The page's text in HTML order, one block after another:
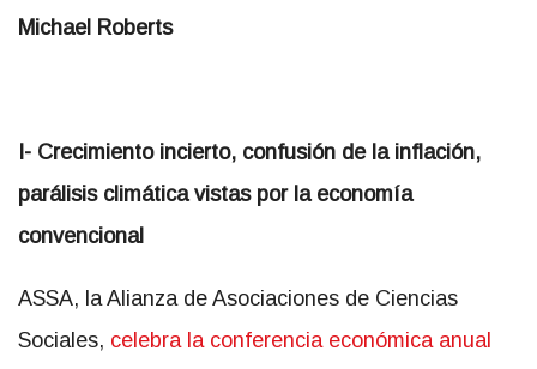
Michael Roberts
I- Crecimiento incierto, confusión de la inflación,
parálisis climática vistas por la economía
convencional
ASSA, la Alianza de Asociaciones de Ciencias
Sociales, celebra la conferencia económica anual